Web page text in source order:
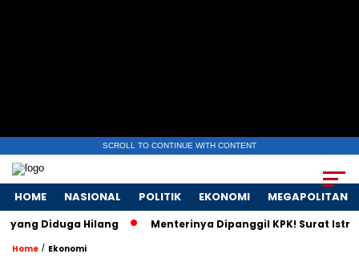
SCROLL TO CONTINUE WITH CONTENT
HOME NASIONAL POLITIK EKONOMI MEGAPOLITAN
Diduga Hilang Menterinya Dipanggil KPK! Surat Istri
Home / Ekonomi